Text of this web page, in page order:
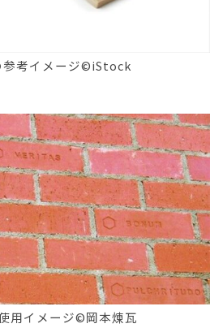
参考イメージ©iStock
用イメージ©岡本煉瓦